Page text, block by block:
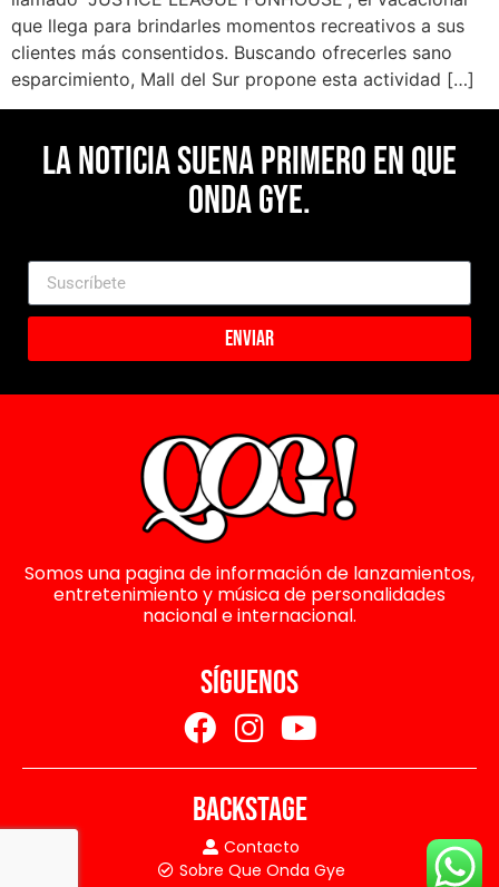
que llega para brindarles momentos recreativos a sus
clientes más consentidos. Buscando ofrecerles sano
esparcimiento, Mall del Sur propone esta actividad […]
La noticia suena primero en Que
Onda Gye.
Enviar
Somos una pagina de información de lanzamientos,
entretenimiento y música de personalidades
nacional e internacional.
SÍGUENOS
BACKSTAGE
Contacto
Sobre Que Onda Gye